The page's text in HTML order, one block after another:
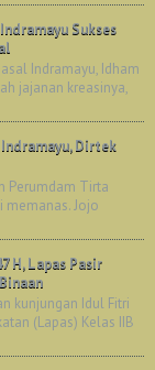
Sukses
Indramayu, Idham
jajanan kreasinya,
Dirtek
Perumdam Tirta
memanas. Jojo
H, Lapas Pasir
kunjungan Idul Fitri
(Lapas) Kelas IIB